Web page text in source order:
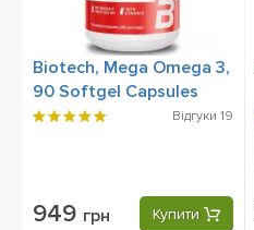
Biotech, Mega Omega 3,
90 Softgel Capsules
Відгуки 19
949 грн Купити